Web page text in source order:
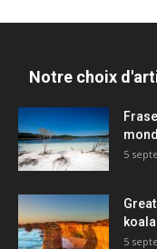
Notre choix
5
5